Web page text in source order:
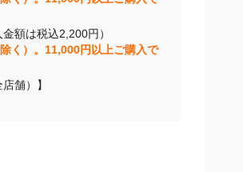
く）。11,000円以上ご購入で
額は税込2,200円）
く）。11,000円以上ご購入で
舗）】